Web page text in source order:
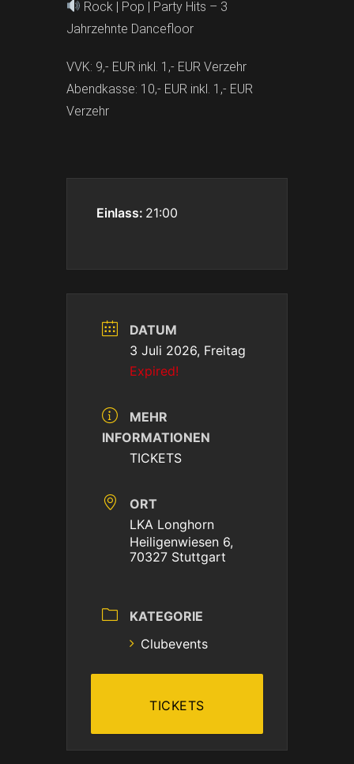
Rock | Pop | Party Hits – 3
Jahrzehnte Dancefloor
VVK: 9,- EUR inkl. 1,- EUR Verzehr
Abendkasse: 10,- EUR inkl. 1,- EUR
Verzehr
Einlass: 21:00
DATUM
3 Juli 2026, Freitag
Expired!
MEHR
INFORMATIONEN
TICKETS
ORT
LKA Longhorn
Heiligenwiesen 6,
70327 Stuttgart
KATEGORIE
Clubevents
TICKETS